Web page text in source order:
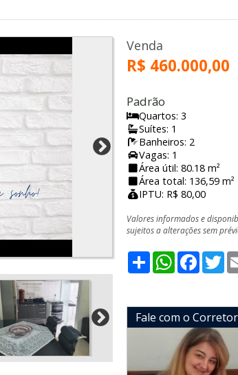
Venda
R$ 460.000,00
Padrão
Quartos: 3
Suítes: 1
Banheiros: 2
Vagas: 1
Área útil: 80.18 m²
Área total: 136,59 m²
IPTU: R$ 80,00
Valores informados e
sujeitos a alterações sem
ShareWhatsApp
Fale com o Corretor